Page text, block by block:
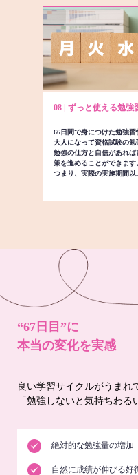
08 | ずっと使える勉強
66日間で身につけた勉強習
大人になって資格試験の
勉強の仕方と自信があれ
策を進めることができます
つまり、実際の実施期間以
“67日目”に
本当の変化を実感
良い学習サイクルがうまれ
「勉強しないと気持ちわる
絶対的な勉強量の増加
自然に成績が伸びる好